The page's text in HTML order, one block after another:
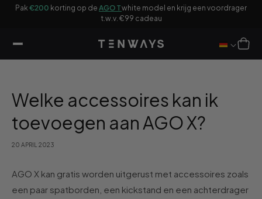
Pak€200 korting op de AGO Twhite model en krijg een voordrager
t.w.v. €99 cadeau
Welke accessoires kan ik
toevoegen aan AGO X?
20 APRIL 2023
AGO X kan gratis worden uitgerust met accessoires zoals
een paar spatborden, een kickstand en een achterdrager